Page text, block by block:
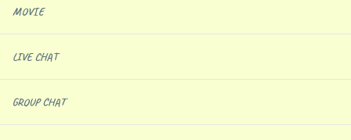
MOVIE
LIVE CHAT
GROUP CHAT